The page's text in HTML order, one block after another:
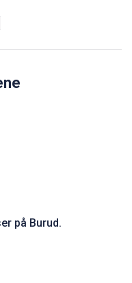
på Burud.